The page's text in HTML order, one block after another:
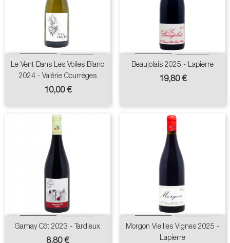
Le Vent Dans Les Voiles Blanc
2024 - Valérie Courrèges
Prix
10,00 €
Beaujolais 2025 - Lapierre
Prix
19,80 €
Gamay Côt 2023 - Tardieux
Prix
8,80 €
Morgon Vieilles Vignes 2025 -
Lapierre